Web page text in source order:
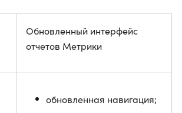
Обновленный интерфейс
отчетов Метрики
обновленная навигация;